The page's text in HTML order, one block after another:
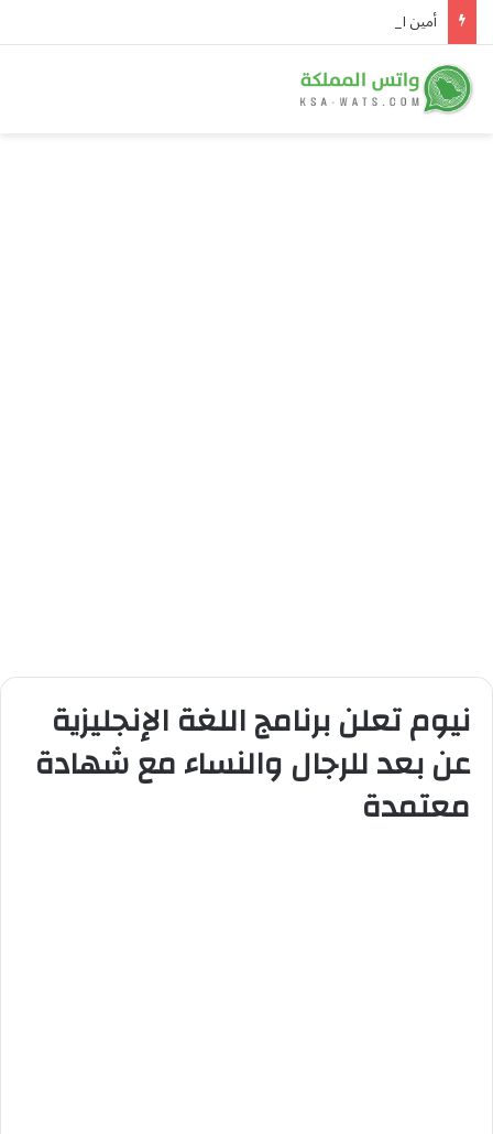
نيوم تعلن برنامج اللغة الإنجليزية
عن بعد للرجال والنساء مع شهادة
معتمدة